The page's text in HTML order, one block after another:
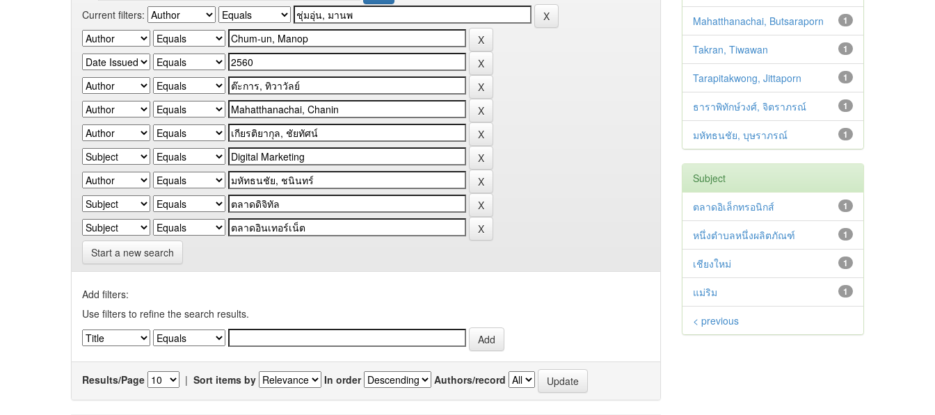
Current filters:
Start a new search
Add filters:
Use filters to refine the search results.
Results/Page | Sort items by In order Authors/record
1
Mahatthanachai, Butsaraporn
1
Takran, Tiwawan
1
Tarapitakwong, Jittaporn
1
ธาราพิทักษ์วงศ์, จิตราภรณ์
1
มหัทธนชัย, บุษราภรณ์
Subject
1
ตลาดอิเล็กทรอนิกส์
1
หนึ่งตำบลหนึ่งผลิตภัณฑ์
1
เชียงใหม่
1
แม่ริม
< previous